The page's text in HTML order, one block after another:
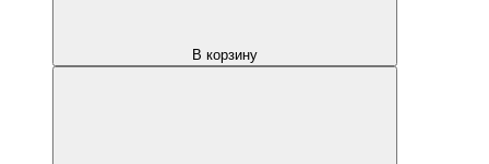
В корзину